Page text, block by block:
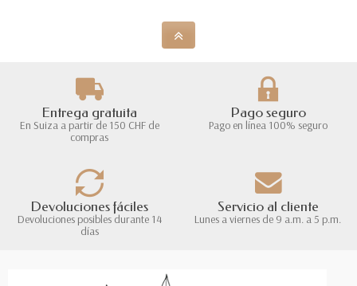
Entrega gratuita
En Suiza a partir de 150 CHF de
compras
Pago seguro
Pago en línea 100% seguro
Devoluciones fáciles
Devoluciones posibles durante 14
días
Servicio al cliente
Lunes a viernes de 9 a.m. a 5 p.m.